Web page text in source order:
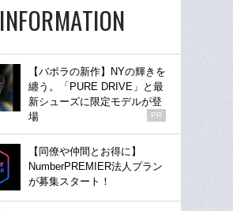
INFORMATION
【バボラの新作】NYの輝きを
纏う。「PURE DRIVE」と最
新シューズに限定モデルが登
場
PR
【同僚や仲間とお得に】
NumberPREMIER法人プラン
が募集スタート！